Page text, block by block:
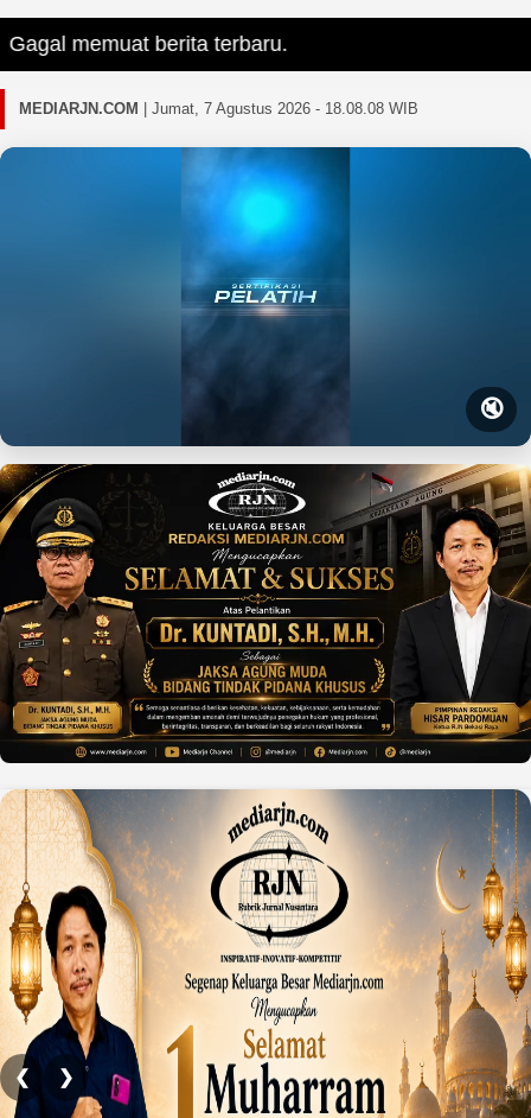
memuat berita terbaru.
MEDIARJN.COM Jumat, 7 Agustus 2026 - 18.08.09 WIB
🔇
❮ ❯